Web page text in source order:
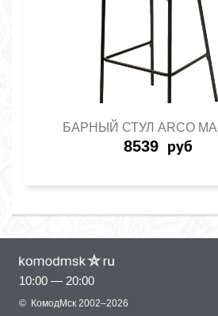
БАРНЫЙ СТУЛ ARCO
8539 руб
10:00 — 20:00
© КомодМск 2002–2026